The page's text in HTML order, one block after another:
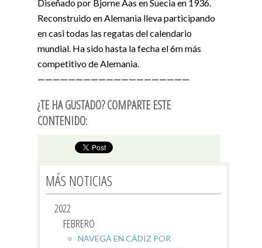
Diseñado por Bjorne Aas en Suecia en 1936.
Reconstruido en Alemania lleva participando
en casi todas las regatas del calendario
mundial. Ha sido hasta la fecha el 6m más
competitivo de Alemania.
————————————————————
¿TE HA GUSTADO? COMPARTE ESTE
CONTENIDO:
MÁS NOTICIAS
2022
FEBRERO
NAVEGA EN CÁDIZ POR